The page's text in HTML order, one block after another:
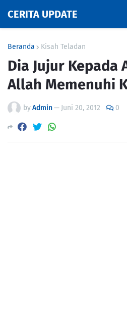
CERITA UPDATE
Beranda Kisah Teladan
Dia Jujur Kepada
Allah Memenuhi
byAdmin— Juni 20, 2012 0